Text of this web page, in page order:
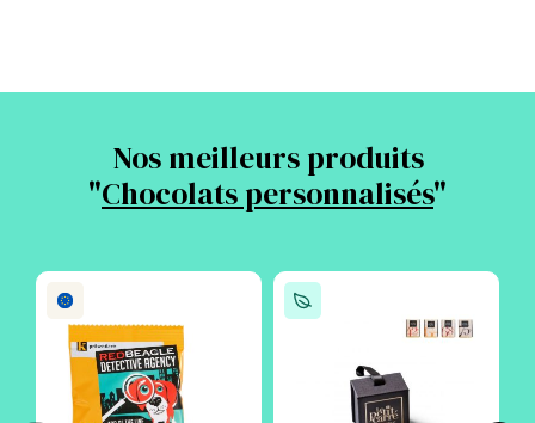
Nos meilleurs produits
"Chocolats personnalisés"